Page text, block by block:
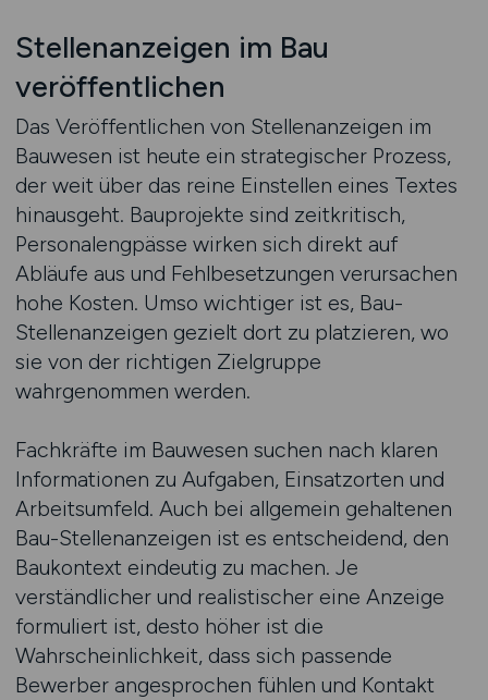
Stellenanzeigen im Bau
veröffentlichen
Das Veröffentlichen von Stellenanzeigen im
Bauwesen ist heute ein strategischer Prozess,
der weit über das reine Einstellen eines Textes
hinausgeht. Bauprojekte sind zeitkritisch,
Personalengpässe wirken sich direkt auf
Abläufe aus und Fehlbesetzungen verursachen
hohe Kosten. Umso wichtiger ist es, Bau-
Stellenanzeigen gezielt dort zu platzieren, wo
sie von der richtigen Zielgruppe
wahrgenommen werden.
Fachkräfte im Bauwesen suchen nach klaren
Informationen zu Aufgaben, Einsatzorten und
Arbeitsumfeld. Auch bei allgemein gehaltenen
Bau-Stellenanzeigen ist es entscheidend, den
Baukontext eindeutig zu machen. Je
verständlicher und realistischer eine Anzeige
formuliert ist, desto höher ist die
Wahrscheinlichkeit, dass sich passende
Bewerber angesprochen fühlen und Kontakt